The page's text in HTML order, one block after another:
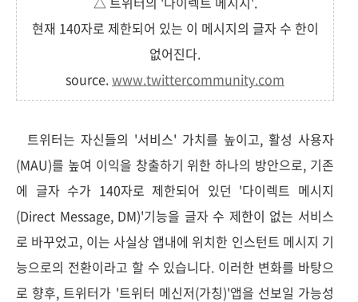
현재 140자로 제한되어 있는 이 메시지의 글자 수 한이
없어진다.
source.www.twittercommunity.com
트위터는 자신들의 '서비스' 가치를 높이고, 활성 사용자
(MAU)를 높여 이익을 창출하기 위한 하나의 방안으로, 기존
에 글자 수가 140자로 제한되어 있던 '다이렉트 메시지
(Direct Message, DM)'기능을 글자 수 제한이 없는 서비스
로 바꾸었고, 이는 사실상 앱내에 위치한 인스턴트 메시지 기
능으로의 전환이라고 할 수 있습니다. 이러한 변화를 바탕으
로 향후, 트위터가 '트위터 메신저(가칭)'앱을 선보일 가능성